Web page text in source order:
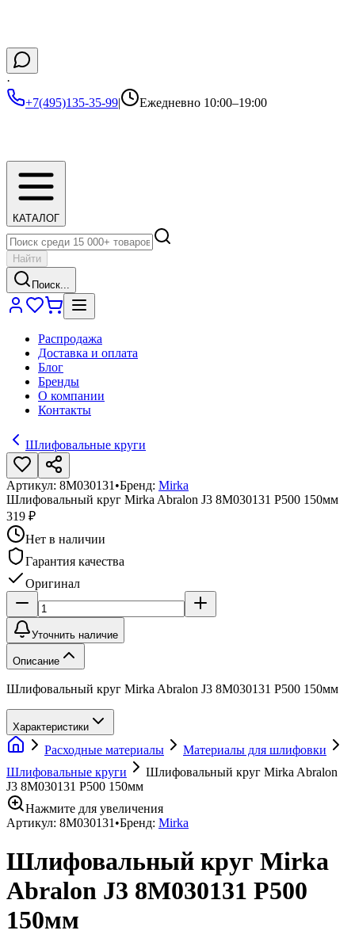
·
+7(495)135-35-99| Ежедневно 10:00–19:00
КАТАЛОГ
Найти
Поиск...
Распродажа
Доставка и оплата
Блог
Бренды
О компании
Контакты
Шлифовальные круги
Артикул: 8M030131 •Бренд: Mirka
Шлифовальный круг Mirka Abralon J3 8M030131 P500 150мм
319 ₽
Нет в наличии
Гарантия качества
Оригинал
Уточнить наличие
Описание
Шлифовальный круг Mirka Abralon J3 8M030131 P500 150мм
Характеристики
Расходные материалы
Материалы для шлифовки
Шлифовальные круги
Шлифовальный круг Mirka Abralon
J3 8M030131 P500 150мм
Нажмите для увеличения
Артикул: 8M030131 •Бренд: Mirka
Шлифовальный круг Mirka
Abralon J3 8M030131 P500
150мм